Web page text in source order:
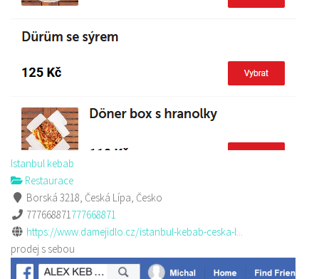
Istanbul kebab
Restaurace
Borská 3218, Česká Lípa, Česko
777668871777668871
https://www.damejidlo.cz/istanbul-kebab-ceska-l...
prodej s sebou